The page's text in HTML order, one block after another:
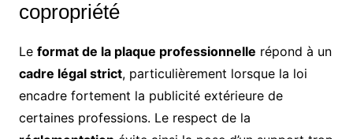
copropriété
Le format de la plaque professionnelle répond à un
cadre légal strict, particulièrement lorsque la loi
encadre fortement la publicité extérieure de
certaines professions. Le respect de la